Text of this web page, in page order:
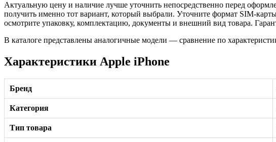
Актуальную цену и наличие лучше уточнить непосредственно перед
получить именно тот вариант, который выбрали. Уточните формат SIM-
осмотрите упаковку, комплектацию, документы и внешний вид товара.
В каталоге представлены аналогичные модели — сравнение по
Характеристики Apple iPhone
Бренд
Категория
Тип товара